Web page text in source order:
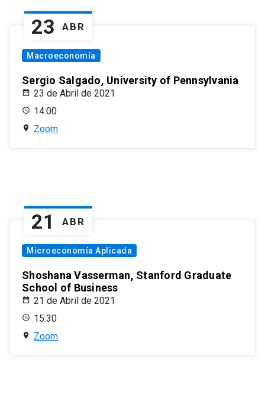
23 ABR
Macroeconomía
Sergio Salgado, University of Pennsylvania
23 de Abril de 2021
14:00
Zoom
21 ABR
Microeconomía Aplicada
Shoshana Vasserman, Stanford Graduate
School of Business
21 de Abril de 2021
15:30
Zoom